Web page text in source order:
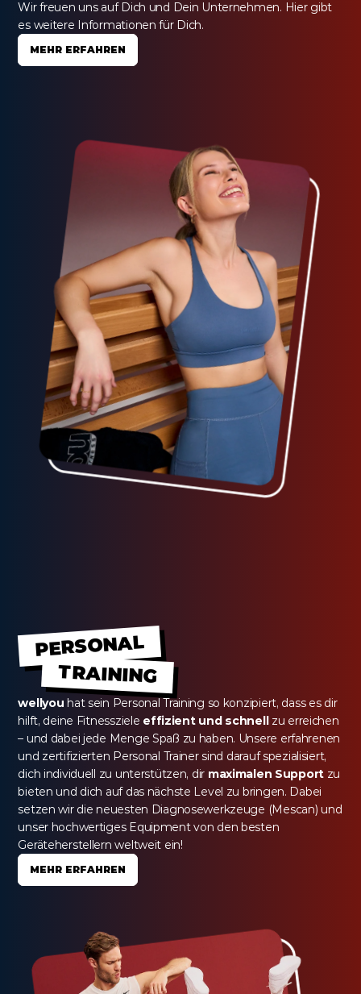
Wir freuen uns auf Dich und Dein Unternehmen. Hier gibt
es weitere Informationen für Dich.
MEHR ERFAHREN
PERSONAL
TRAINING
wellyou hat sein Personal Training so konzipiert, dass es dir
hilft, deine Fitnessziele effizient und schnell zu erreichen
– und dabei jede Menge Spaß zu haben. Unsere erfahrenen
und zertifizierten Personal Trainer sind darauf spezialisiert,
dich individuell zu unterstützen, dir maximalen Support zu
bieten und dich auf das nächste Level zu bringen. Dabei
setzen wir die neuesten Diagnosewerkzeuge (Mescan) und
unser hochwertiges Equipment von den besten
Geräteherstellern weltweit ein!
MEHR ERFAHREN